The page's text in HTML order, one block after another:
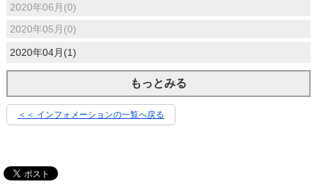
2020年06月(0)
2020年05月(0)
2020年04月(1)
もっとみる
＜＜ インフォメーションの一覧へ戻る